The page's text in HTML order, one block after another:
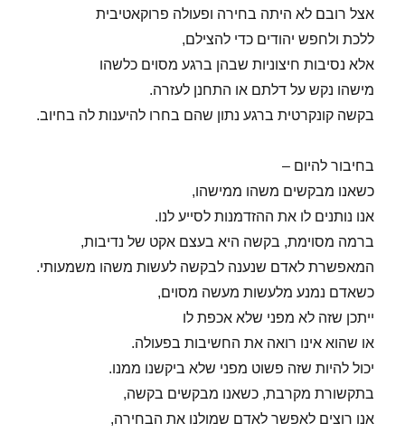
אצל רובם לא היתה בחירה ופעולה פרוקאטיבית
ללכת ולחפש יהודים כדי להצילם,
אלא נסיבות חיצוניות שבהן ברגע מסוים כלשהו
מישהו נקש על דלתם או התחנן לעזרה.
בקשה קונקרטית ברגע נתון שהם בחרו להיענות לה בחיוב.
בחיבור להיום –
כשאנו מבקשים משהו ממישהו,
אנו נותנים לו את ההזדמנות לסייע לנו.
ברמה מסוימת, בקשה היא בעצם אקט של נדיבות,
המאפשרת לאדם שנענה לבקשה לעשות משהו משמעותי.
כשאדם נמנע מלעשות מעשה מסוים,
ייתכן שזה לא מפני שלא אכפת לו
או שהוא אינו רואה את החשיבות בפעולה.
יכול להיות שזה פשוט מפני שלא ביקשנו ממנו.
בתקשורת מקרבת, כשאנו מבקשים בקשה,
אנו רוצים לאפשר לאדם שמולנו את הבחירה,